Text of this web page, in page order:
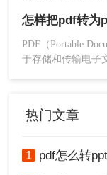
样转PPT呢？在本
实现这一目标。
怎样把pdf转为
PDF（Portable
于存储和传输电子
热门文章
1 pdf怎么转ppt